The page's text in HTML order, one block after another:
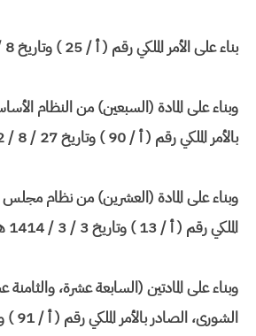
بناء على الأمر الملكي رقم ( أ / 25 ) وتاريخ 8 / 3 / 1423 هـ.
وبناء على المادة (السبعين) من النظام
بالأمر الملكي رقم ( أ / 90 ) وتاريخ 27 / 8 / 1412هـ.
وبناء على المادة (العشرين) من نظام مجلس
الملكي رقم ( أ / 13 ) وتاريخ 3 / 3 / 1414 هـ.
وبناء على المادتين (السابعة عشرة،